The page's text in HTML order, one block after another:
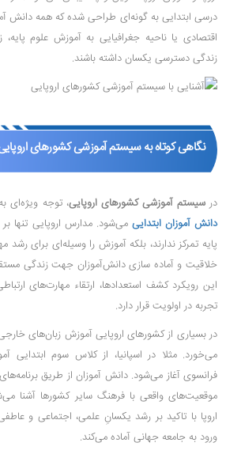
درسی ابتدایی به‌ گونه‌ای طراحی شده که همه دانش
اقتصادی یا ناحیه جغرافیایی به آموزش علوم
زندگی دسترسی یکسان داشته باشند.
نگاهی کوتاه به سیستم آموزشی کشورهای
درسیستم آموزشی کشورهای اروپایی، توجه ویژه‌ای به
دانش آموزان ابتدایی می‌شود. مدارس اروپایی تنها
پایه تمرکز ندارند، بلکه آموزش را وسیله‌ای برای
خلاقیت و آماده ‌سازی دانش‌آموزان جهت زندگی
این رویکرد کشف استعدادها، ارتقاء مهارت‌های
تجربه در اولویت قرار دارد.
در بسیاری از کشورهای اروپایی آموزش زبان‌های خارجی
می‌خورد. مثلا در اسپانیا، از کلاس سوم ابتدایی
فرانسوی آغاز می‌شود. دانش آموزان از طریق
موقعیت‌های واقعی با فرهنگ سایر کشورها آشنا
اروپا با تاکید بر رشد یکسانِ علمی، اجتماعی و
ورود به جامعه جهانی آماده می‌کند.